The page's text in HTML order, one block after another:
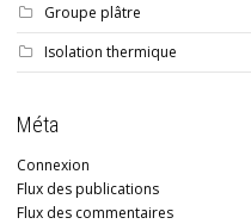
Groupe plâtre
Isolation thermique
Méta
Connexion
Flux des publications
Flux des commentaires